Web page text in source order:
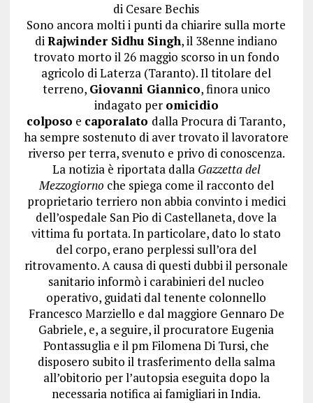
di Cesare Bechis
Sono ancora molti i punti da chiarire sulla morte
diRajwinder Sidhu Singh, il 38enne indiano
trovato morto il 26 maggio scorso in un fondo
agricolo di Laterza (Taranto). Il titolare del
terreno, Giovanni Giannico, finora unico
indagato per omicidio
colposo e caporalato dalla Procura di Taranto,
ha sempre sostenuto di aver trovato il lavoratore
riverso per terra, svenuto e privo di conoscenza.
La notizia è riportata dalla Gazzetta del
Mezzogiorno che spiega come il racconto del
proprietario terriero non abbia convinto i medici
dell’ospedale San Pio di Castellaneta, dove la
vittima fu portata. In particolare, dato lo stato
del corpo, erano perplessi sull’ora del
ritrovamento. A causa di questi dubbi il personale
sanitario informò i carabinieri del nucleo
operativo, guidati dal tenente colonnello
Francesco Marziello e dal maggiore Gennaro De
Gabriele, e, a seguire, il procuratore Eugenia
Pontassuglia e il pm Filomena Di Tursi, che
disposero subito il trasferimento della salma
all’obitorio per l’autopsia eseguita dopo la
necessaria notifica ai famigliari in India.